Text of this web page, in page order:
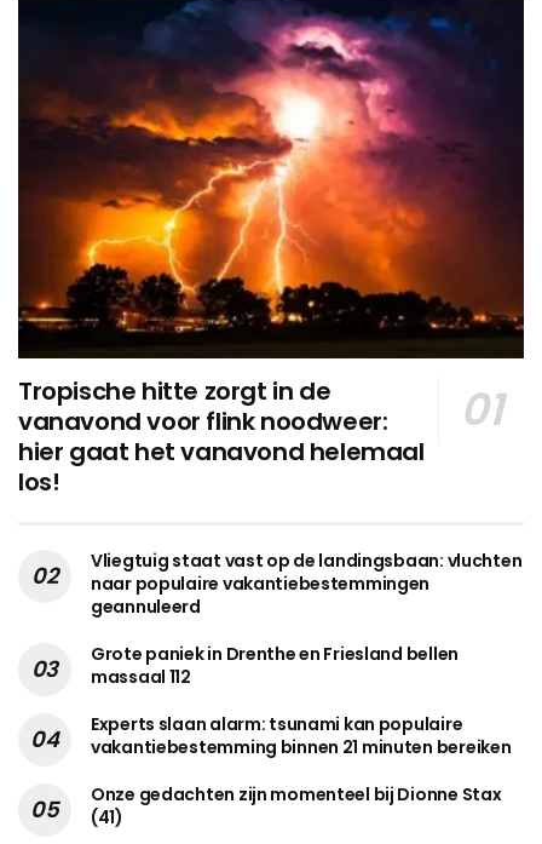
Tropische hitte zorgt in de
vanavond voor flink noodweer:
hier gaat het vanavond helemaal
los!
Vliegtuig staat vast op de landingsbaan: vluchten
naar populaire vakantiebestemmingen
geannuleerd
Grote paniek in Drenthe en Friesland bellen
massaal 112
Experts slaan alarm: tsunami kan populaire
vakantiebestemming binnen 21 minuten bereiken
Onze gedachten zijn momenteel bij Dionne Stax
(41)